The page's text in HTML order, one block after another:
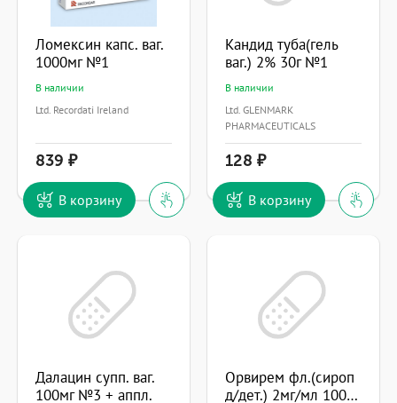
Ломексин капс. ваг.
1000мг №1
В наличии
Ltd. Recordati Ireland
839
В корзину
Кандид туба(гель
ваг.) 2% 30г №1
В наличии
Ltd. GLENMARK
PHARMACEUTICALS
128
В корзину
Далацин супп. ваг.
100мг №3 + аппл.
Орвирем фл.(сироп
д/дет.) 2мг/мл 100мл